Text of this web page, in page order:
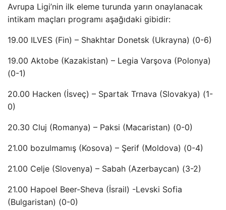
Avrupa Ligi’nin ilk eleme turunda yarın onaylanacak
intikam maçları programı aşağıdaki gibidir:
19.00 ILVES (Fin) – Shakhtar Donetsk (Ukrayna) (0-6)
19.00 Aktobe (Kazakistan) – Legia Varşova (Polonya)
(0-1)
20.00 Hacken (İsveç) – Spartak Trnava (Slovakya) (1-
0)
20.30 Cluj (Romanya) – Paksi (Macaristan) (0-0)
21.00 bozulmamış (Kosova) – Şerif (Moldova) (0-4)
21.00 Celje (Slovenya) – Sabah (Azerbaycan) (3-2)
21.00 Hapoel Beer-Sheva (İsrail) -Levski Sofia
(Bulgaristan) (0-0)